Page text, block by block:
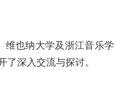
维也纳大学及浙江音乐学
深入交流与探讨。